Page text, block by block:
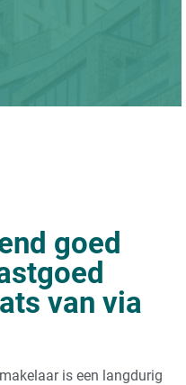
goed
van via
is een langdurig